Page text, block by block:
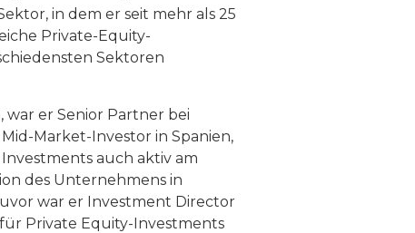
in dem er seit mehr als 25
Private-Equity-
Sektoren
war er Senior Partner bei
Market-Investor in Spanien,
auch aktiv am
des Unternehmens in
war er Investment Director
Private Equity-Investments